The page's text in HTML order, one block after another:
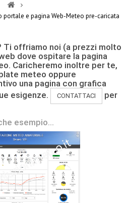
portale e pagina Web-Meteo pre-caricata
Ti offriamo noi (a prezzi molto
dove ospitare la pagina
Caricheremo inoltre per te,
meteo oppure
una pagina con grafica
esigenze.
CONTATTACI
per
esempio...